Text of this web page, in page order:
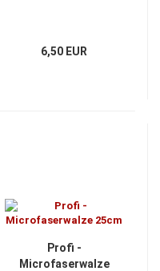
6,50 EUR
Profi -
Microfaserwalze